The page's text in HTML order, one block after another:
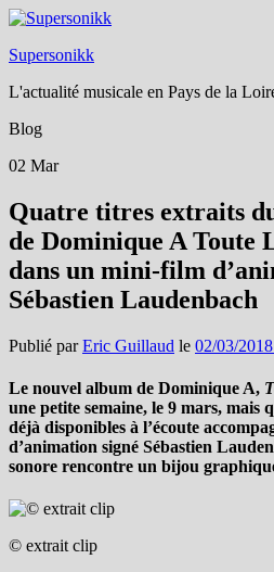
Supersonikk
L'actualité musicale en Pays de la
Blog
02 Mar
Quatre titres extraits
de Dominique A Toute
dans un mini-film
Sébastien Laudenbach
Publié parEric Guillaud le 02/03/
Le nouvel album de Dominique A,
une petite semaine, le 9 mars, mais
déjà disponibles à l’écoute
d’animation signé Sébastien
sonore rencontre un bijou
© extrait clip